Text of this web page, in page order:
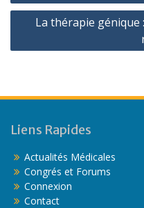
La thérapie génique
Liens Rapides
Actualités Médicales
Congrés et Forums
Connexion
Contact